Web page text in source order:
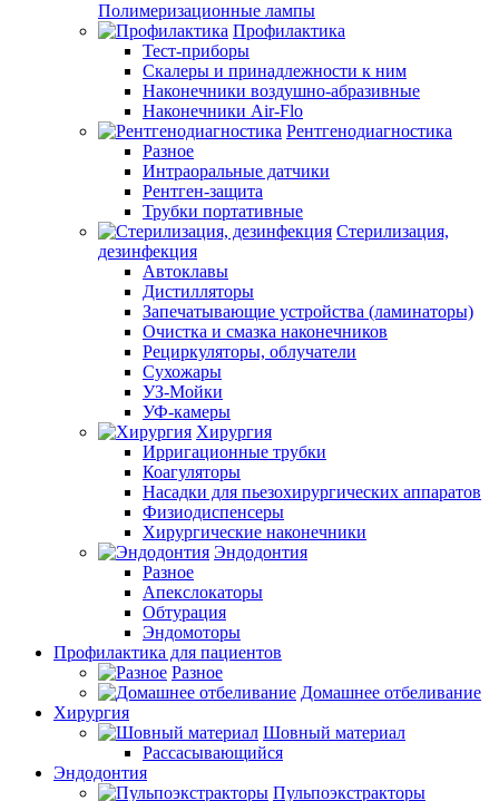
Полимеризационные лампы
Профилактика
Тест-приборы
Скалеры и принадлежности к ним
Наконечники воздушно-абразивные
Наконечники Air-Flo
Рентгенодиагностика
Разное
Интраоральные датчики
Рентген-защита
Трубки портативные
Стерилизация,
дезинфекция
Автоклавы
Дистилляторы
Запечатывающие устройства (ламинаторы)
Очистка и смазка наконечников
Рециркуляторы, облучатели
Сухожары
УЗ-Мойки
УФ-камеры
Хирургия
Ирригационные трубки
Коагуляторы
Насадки для пьезохирургических аппаратов
Физиодиспенсеры
Хирургические наконечники
Эндодонтия
Разное
Апекслокаторы
Обтурация
Эндомоторы
Профилактика для пациентов
Разное
Домашнее отбеливание
Хирургия
Шовный материал
Рассасывающийся
Эндодонтия
Пульпоэкстракторы